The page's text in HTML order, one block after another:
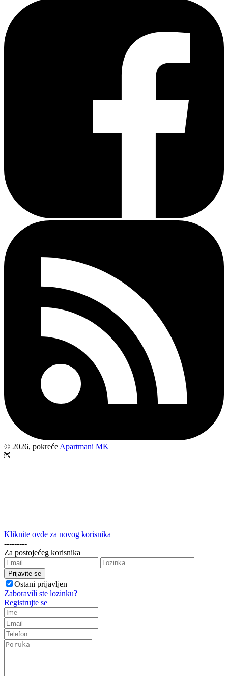
© 2026, pokreće Apartmani MK
Kliknite ovde za novog korisnika
---------
Za postojećeg korisnika
Ostani prijavljen
Zaboravili ste lozinku?
Registrujte se